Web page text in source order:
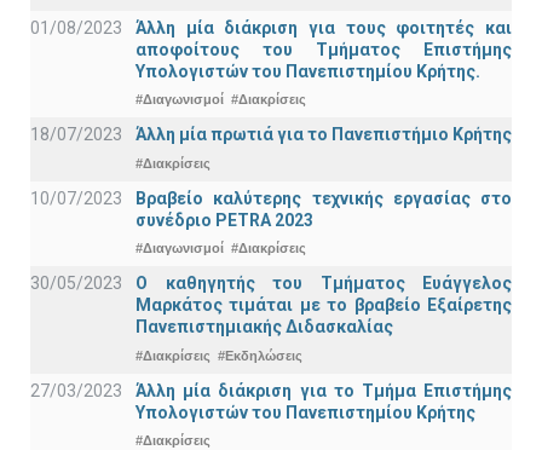
01/08/2023
Άλλη μία διάκριση για τους φοιτητές και
αποφοίτους του Τμήματος Επιστήμης
Υπολογιστών του Πανεπιστημίου Κρήτης.
#Διαγωνισμοί #Διακρίσεις
18/07/2023 Άλλη μία πρωτιά για το Πανεπιστήμιο Κρήτης
#Διακρίσεις
10/07/2023
Βραβείο καλύτερης τεχνικής εργασίας στο
συνέδριο PETRA 2023
#Διαγωνισμοί #Διακρίσεις
30/05/2023
Ο καθηγητής του Τμήματος Ευάγγελος
Μαρκάτος τιμάται με το βραβείο Εξαίρετης
Πανεπιστημιακής Διδασκαλίας
#Διακρίσεις #Εκδηλώσεις
27/03/2023
Άλλη μία διάκριση για το Τμήμα Επιστήμης
Υπολογιστών του Πανεπιστημίου Κρήτης
#Διακρίσεις